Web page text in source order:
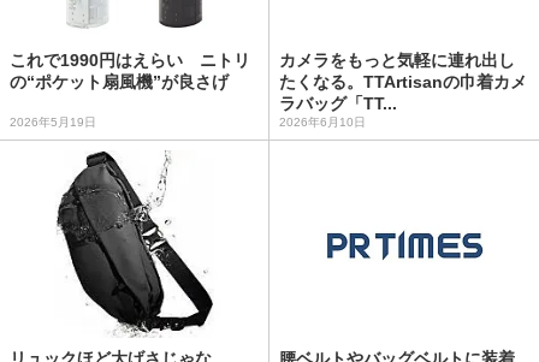
これで1990円はえらい ニトリ
の“ポケット扇風機”が良さげ
2026年5月19日
カメラをもっと気軽に連れ出し
たくなる。TTArtisanの巾着カメ
ラバッグ「TT...
2026年6月10日